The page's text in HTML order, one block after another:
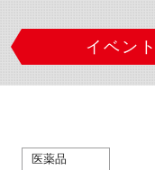
イベン
医薬品